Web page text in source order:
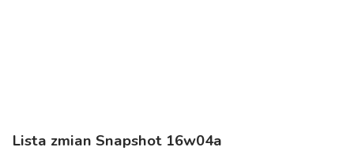
Lista zmian Snapshot 16w04a